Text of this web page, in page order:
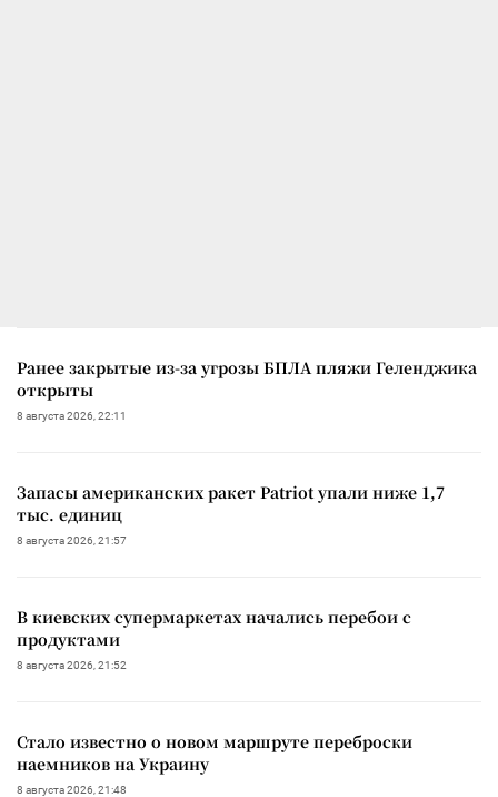
Ранее закрытые из-за угрозы БПЛА пляжи Геленджика
открыты
8 августа 2026, 22:11
Запасы американских ракет Patriot упали ниже 1,7
тыс. единиц
8 августа 2026, 21:57
В киевских супермаркетах начались перебои с
продуктами
8 августа 2026, 21:52
Стало известно о новом маршруте переброски
наемников на Украину
8 августа 2026, 21:48